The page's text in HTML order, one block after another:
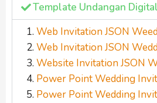
Template Undangan Digital
Web Invitation JSON
Web Invitation JSON
Website Invitation JSON
Power Point Wedding
Power Point Wedding